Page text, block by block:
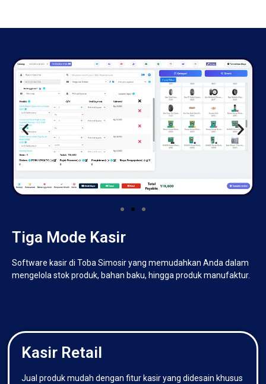
Tiga Mode Kasir
Software kasir di Toba Simosir yang memudahkan Anda dalam
mengelola stok produk, bahan baku, hingga produk manufaktur.
Kasir Retail
Jual produk mudah dengan fitur kasir yang didesain khusus